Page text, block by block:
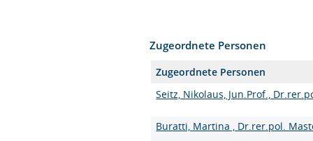
Zugeordnete Personen
Zugeordnete Personen
Seitz, Nikolaus, Jun.Prof.,
Buratti, Martina , Dr.rer.pol.